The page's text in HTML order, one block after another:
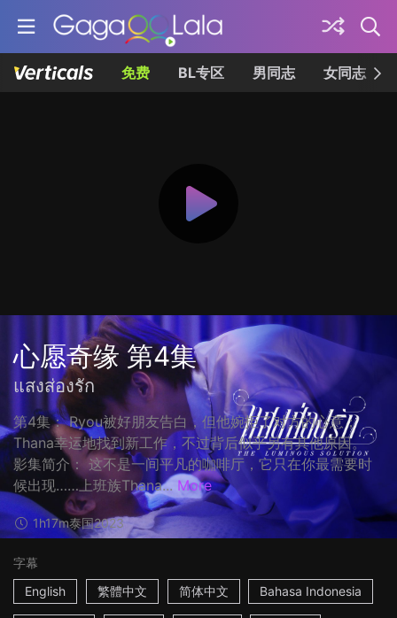
免费 BL专区 男同志 女同志
心愿奇缘 第4集
แสงส่องรัก
第4集： Ryou被好朋友告白，但他婉拒了对方的心意；
Thana幸运地找到新工作，不过背后似乎另有其他原因。
影集简介： 这不是一间平凡的咖啡厅，它只在你最需要时
候出现……上班族Thana... More
1h17m泰国2023
字幕
English
繁體中文 简体中文 Bahasa Indonesia